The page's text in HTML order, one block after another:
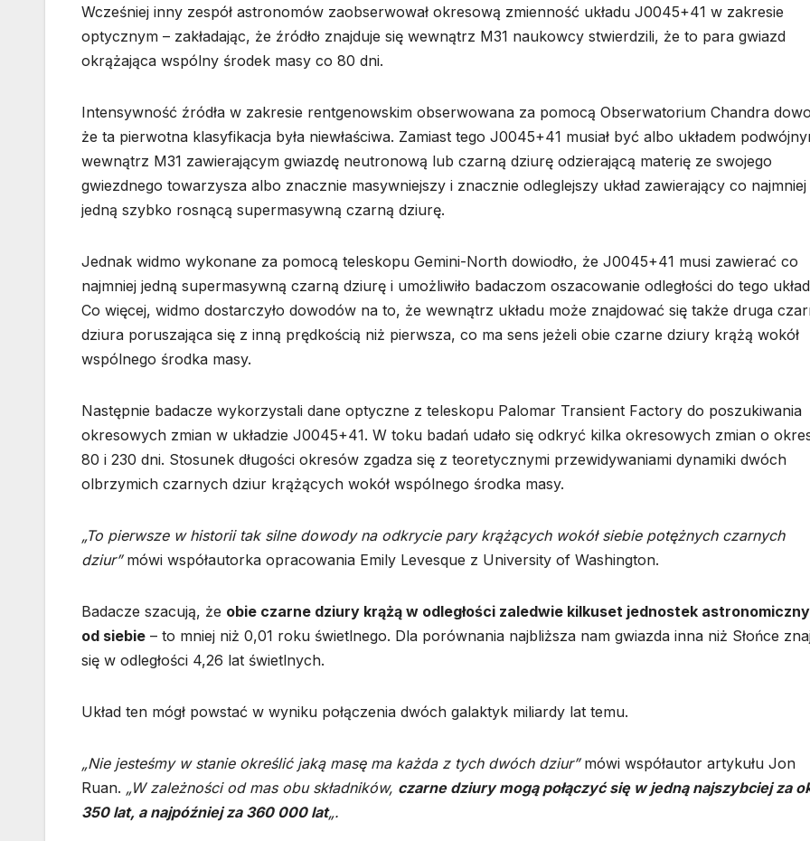
Wcześniej inny zespół astronomów zaobserwował okresową zmienność układu J0045+41 w zakresie
optycznym – zakładając, że źródło znajduje się wewnątrz M31 naukowcy stwierdzili, że to para gwiazd
okrążająca wspólny środek masy co 80 dni.
Intensywność źródła w zakresie rentgenowskim obserwowana za pomocą Obserwatorium Chandra
że ta pierwotna klasyfikacja była niewłaściwa. Zamiast tego J0045+41 musiał być albo układem
wewnątrz M31 zawierającym gwiazdę neutronową lub czarną dziurę odzierającą materię ze swojego
gwiezdnego towarzysza albo znacznie masywniejszy i znacznie odleglejszy układ zawierający co najmniej
jedną szybko rosnącą supermasywną czarną dziurę.
Jednak widmo wykonane za pomocą teleskopu Gemini-North dowiodło, że J0045+41 musi zawierać co
najmniej jedną supermasywną czarną dziurę i umożliwiło badaczom oszacowanie odległości do tego
Co więcej, widmo dostarczyło dowodów na to, że wewnątrz układu może znajdować się także druga
dziura poruszająca się z inną prędkością niż pierwsza, co ma sens jeżeli obie czarne dziury krążą wokół
wspólnego środka masy.
Następnie badacze wykorzystali dane optyczne z teleskopu Palomar Transient Factory do poszukiwania
okresowych zmian w układzie J0045+41. W toku badań udało się odkryć kilka okresowych zmian o
80 i 230 dni. Stosunek długości okresów zgadza się z teoretycznymi przewidywaniami dynamiki dwóch
olbrzymich czarnych dziur krążących wokół wspólnego środka masy.
„To pierwsze w historii tak silne dowody na odkrycie pary krążących wokół siebie potężnych czarnych
dziur” mówi współautorka opracowania Emily Levesque z University of Washington.
Badacze szacują, że obie czarne dziury krążą w odległości zaledwie kilkuset jednostek
od siebie – to mniej niż 0,01 roku świetlnego. Dla porównania najbliższa nam gwiazda inna niż Słońce
się w odległości 4,26 lat świetlnych.
Układ ten mógł powstać w wyniku połączenia dwóch galaktyk miliardy lat temu.
„Nie jesteśmy w stanie określić jaką masę ma każda z tych dwóch dziur”mówi współautor artykułu Jon
Ruan. „W zależności od mas obu składników, czarne dziury mogą połączyć się w jedną najszybciej za
350 lat, a najpóźniej za 360 000 lat„.